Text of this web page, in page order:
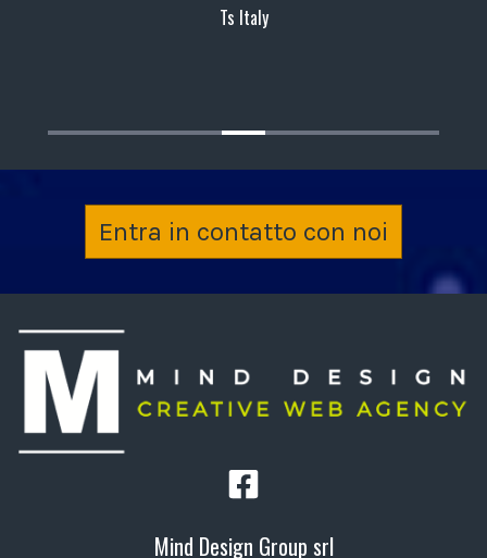
Ts Italy
Entra in contatto con noi
Mind Design Group srl